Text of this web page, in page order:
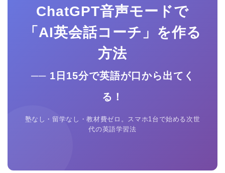
ChatGPT音声モードで
「AI英会話コーチ」を作る
方法
── 1日15分で英語が口から出てく
る！
塾なし・留学なし・教材費ゼロ。スマホ1台で始める次世
代の英語学習法